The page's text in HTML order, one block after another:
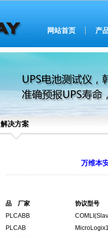
网站首页 产
解决方案
万维本
品 厂家 协议型号
PLCABB
PLCAB